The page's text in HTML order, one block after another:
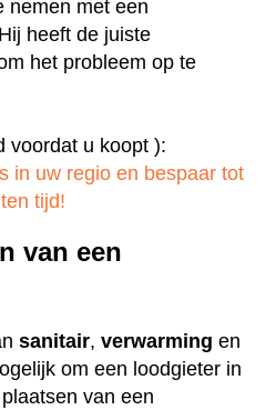
nemen met een
heeft de juiste
het probleem op te
voordat u koopt ):
in uw regio en bespaar tot
tijd!
van een
sanitair, verwarming en
om een loodgieter in
van een